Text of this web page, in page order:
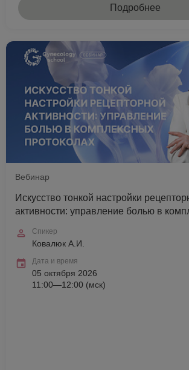
Подробнее
Вебинар
Искусство тонкой настройки
активности: управление болью в
Спикер
Ковалюк А.И.
Дата и время
05 октября 2026
11:00—12:00 (мск)